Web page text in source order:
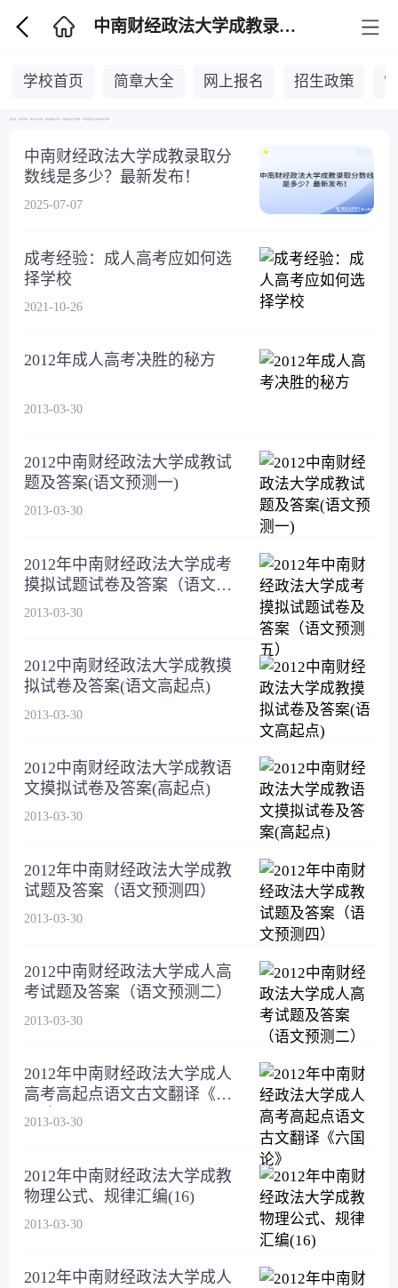
中南财经政法大学成教录取分数线
学校首页 简章大全 网上报名 招生政策
中南财经政法大学成教录取分
数线是多少？最新发布！
2025-07-07
成考经验：成人高考应如何选
择学校
2021-10-26
2012年成人高考决胜的秘方
2013-03-30
2012中南财经政法大学成教试
题及答案(语文预测一)
2013-03-30
2012年中南财经政法大学成考
摸拟试题试卷及答案（语文预
测五）
2013-03-30
2012中南财经政法大学成教摸
拟试卷及答案(语文高起点)
2013-03-30
2012中南财经政法大学成教语
文摸拟试卷及答案(高起点)
2013-03-30
2012年中南财经政法大学成教
试题及答案（语文预测四）
2013-03-30
2012中南财经政法大学成人高
考试题及答案（语文预测二）
2013-03-30
2012年中南财经政法大学成人
高考高起点语文古文翻译《六
国论》
2013-03-30
2012年中南财经政法大学成教
物理公式、规律汇编(16)
2013-03-30
2012年中南财经政法大学成人